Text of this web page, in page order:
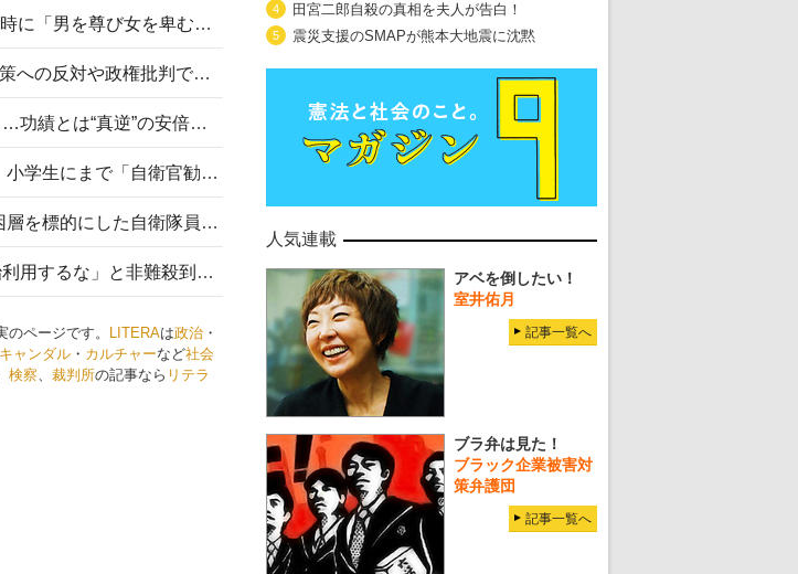
“男系男子の皇位継承”は明治期の創作！ 旧皇室典範策定時に「男を尊び女を卑むの慣習、人民の脳髄」とトンデモ論で女性天皇を否定
山里亮太が『DayDay.』で国会前の高市批判デモを「政策への反対や政権批判でない」と捻じ曲げ解説 デモ参加者から批判殺到
安倍晋三元首相の命日で高市首相は功績を賞賛したが……功績とは“真逆”の安倍元首相のトンデモ発言を振り返る
自衛隊リクルートは貧困層狙い撃ちだけではなかった！ 小学生にまで「自衛官勧誘」目的のパンフレット作成
「自衛隊は経済的に厳しい子が」は間違ってない！ 貧困層を標的にした自衛隊員募集、やす子、山上被告も…日本でも進む“経済的徴兵制”
高市首相がミュージックアワードに登壇で「音楽を政治利用するな」と非難殺到！ MAJの国策的本質を批判する声も
ページです。 LITERAは政治 ・
ャンダル ・ カルチャーなど社会
検察 裁判所の記事なら リテラ
4 田宮二郎自殺の真相を夫人が告白！
5 震災支援のSMAPが熊本大地震に沈黙
人気連載
アベを倒したい！
室井佑月
記事一覧へ
ブラ弁は見た！
ブラック企業被害対
策弁護団
記事一覧へ